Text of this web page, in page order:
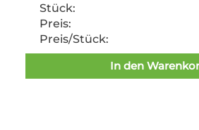
Stück:
Preis:
Preis/Stück:
In den